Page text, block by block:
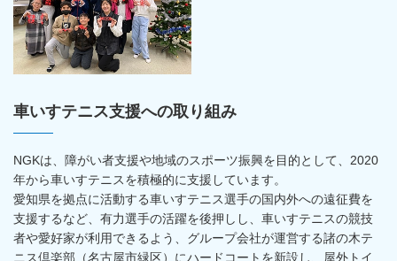
車いすテニス支援への取り組み
NGKは、障がい者支援や地域のスポーツ振興を目的として、2020
年から車いすテニスを積極的に支援しています。
愛知県を拠点に活動する車いすテニス選手の国内外への遠征費を
支援するなど、有力選手の活躍を後押しし、車いすテニスの競技
者や愛好家が利用できるよう、グループ会社が運営する諸の木テ
ニス倶楽部（名古屋市緑区）にハードコートを新設し、屋外トイ